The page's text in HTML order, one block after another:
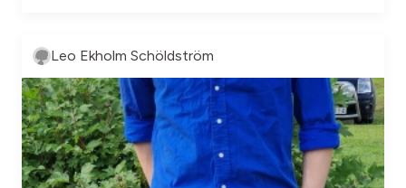
Leo Ekholm Schöldström